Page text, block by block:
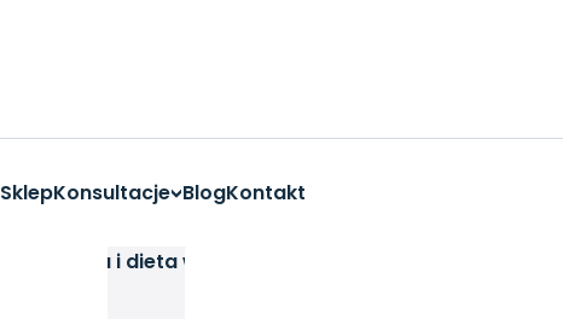
SklepKonsultacje BlogKontakt
Jak jelita i dieta wpływają na dzieci w spektrum